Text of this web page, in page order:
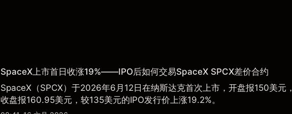
SpaceX上市首日收涨19%——IPO后如何交易SpaceX SPCX差价合约
SpaceX（SPCX）于2026年6月12日在纳斯达克首次上市，开盘报150美元，
收盘报160.95美元，较135美元的IPO发行价上涨19.2%。